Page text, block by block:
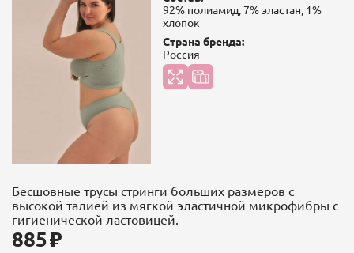
92% полиамид, 7% эластан, 1%
хлопок
Страна бренда:
Россия
Бесшовные трусы стринги больших размеров с
высокой талией из мягкой эластичной микрофибры с
гигиенической ластовицей.
885